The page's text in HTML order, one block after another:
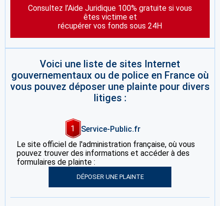
Consultez l’Aide Juridique 100% gratuite si vous
êtes victime et
récupérer vos fonds sous 24H
Voici une liste de sites Internet
gouvernementaux ou de police en France où
vous pouvez déposer une plainte pour divers
litiges :
1
Service-Public.fr
Le site officiel de l'administration française, où vous
pouvez trouver des informations et accéder à des
formulaires de plainte :
DÉPOSER UNE PLAINTE